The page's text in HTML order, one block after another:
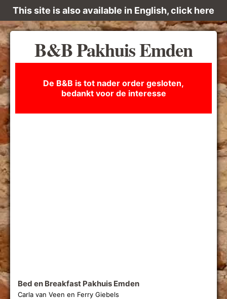
This site is also available in English, click here
B&B Pakhuis Emden
De B&B is tot nader order gesloten,
bedankt voor de interesse
Bed en Breakfast Pakhuis Emden
Carla van Veen en Ferry Giebels